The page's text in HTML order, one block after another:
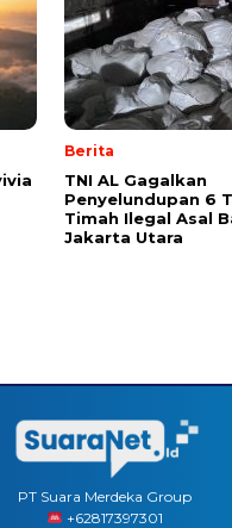
Berita
TNI AL Gagalkan
Penyelundupan 6
Timah Ilegal Asal
Jakarta Utara
PT Suara Merdeka Group
‪+62817397301